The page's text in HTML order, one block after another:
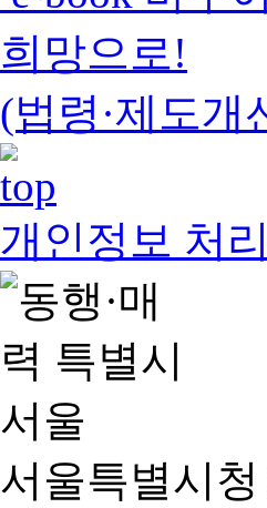
희망으로!
(법령·제도개
개인정보 처
서울특별시